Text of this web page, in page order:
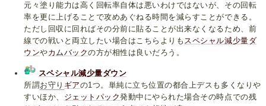
元々塗り能力は高く回転率自体は悪いわけではないが、その回転
率を更に上げることで攻めあぐねる時間を減らすことができる。
ただし回収に回ればその分前に貼ることが出来なくなるため、前
線での戦いと両立したい場合はこちらよりも スペシャル減少量ダ
ウンやカムバックの方が相性は良いだろう。
スペシャル減少量ダウン
所謂お守り ギアの1つ。単純に立ち位置の都合上デスも多くなりや
すいほか、 ジェットパック発動中にやられた場合その時点での残